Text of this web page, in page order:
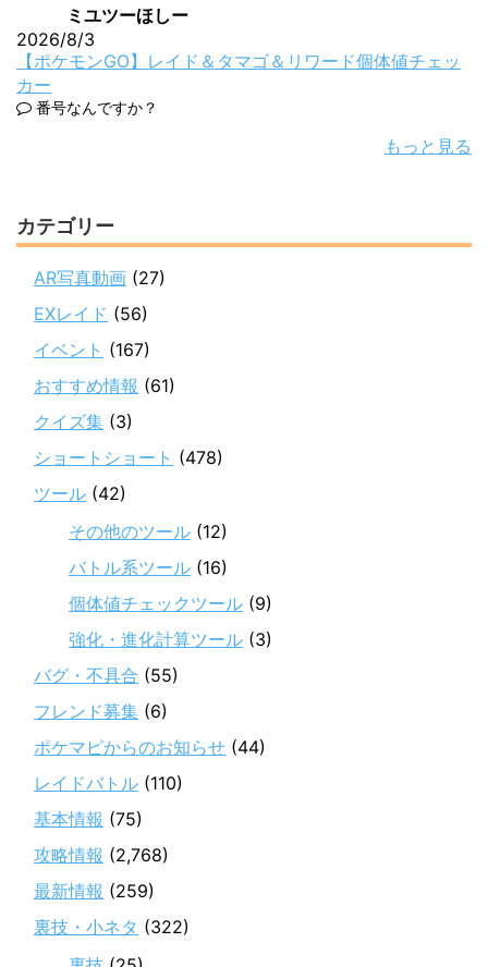
ミユツーほしー
2026/8/3
【ポケモンGO】レイド＆タマゴ＆リワード個体値チェッ
カー
番号なんですか？
もっと見る
カテゴリー
AR写真動画 (27)
EXレイド (56)
イベント (167)
おすすめ情報 (61)
クイズ集 (3)
ショートショート (478)
ツール (42)
その他のツール (12)
バトル系ツール (16)
個体値チェックツール (9)
強化・進化計算ツール (3)
バグ・不具合 (55)
フレンド募集 (6)
ポケマピからのお知らせ (44)
レイドバトル (110)
基本情報 (75)
攻略情報 (2,768)
最新情報 (259)
裏技・小ネタ (322)